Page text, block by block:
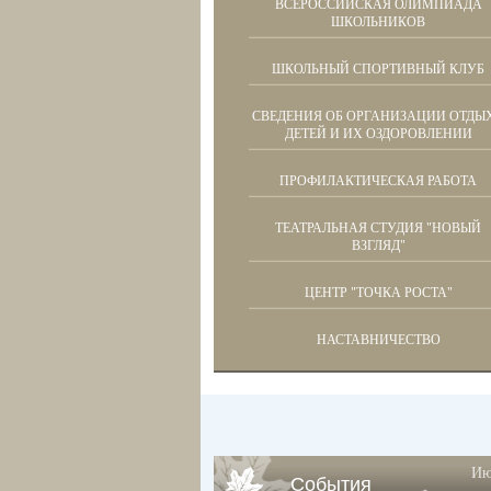
ВСЕРОССИЙСКАЯ ОЛИМПИАДА
ШКОЛЬНИКОВ
ШКОЛЬНЫЙ СПОРТИВНЫЙ КЛУБ
СВЕДЕНИЯ ОБ ОРГАНИЗАЦИИ
ДЕТЕЙ И ИХ ОЗДОРОВЛЕНИИ
ПРОФИЛАКТИЧЕСКАЯ РАБОТА
ТЕАТРАЛЬНАЯ СТУДИЯ "НОВЫЙ
ВЗГЛЯД"
ЦЕНТР "ТОЧКА РОСТА"
НАСТАВНИЧЕСТВО
События